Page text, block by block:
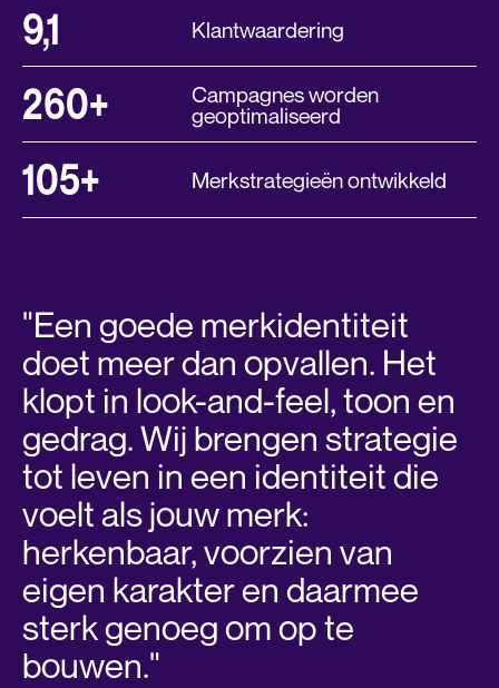
9,1 Klantwaardering
260+
Campagnes worden
geoptimaliseerd
105+ Merkstrategieën ontwikkeld
"Een goede merkidentiteit
doet meer dan opvallen. Het
klopt in look-and-feel, toon en
gedrag. Wij brengen strategie
tot leven in een identiteit die
voelt als jouw merk:
herkenbaar, voorzien van
eigen karakter en daarmee
sterk genoeg om op te
bouwen."